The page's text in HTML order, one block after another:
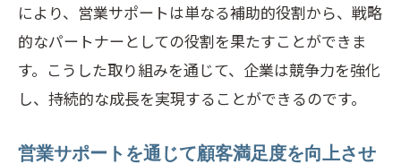
により、営業サポートは単なる補助的役割から、戦略
的なパートナーとしての役割を果たすことができま
す。こうした取り組みを通じて、企業は競争力を強化
し、持続的な成長を実現することができるのです。
営業サポートを通じて顧客満足度を向上させ